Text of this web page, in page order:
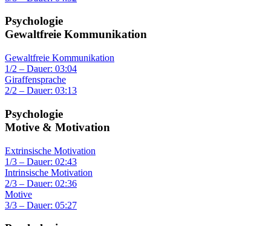
Psychologie
Gewaltfreie Kommunikation
Gewaltfreie Kommunikation
1/2 – Dauer: 03:04
Giraffensprache
2/2 – Dauer: 03:13
Psychologie
Motive & Motivation
Extrinsische Motivation
1/3 – Dauer: 02:43
Intrinsische Motivation
2/3 – Dauer: 02:36
Motive
3/3 – Dauer: 05:27